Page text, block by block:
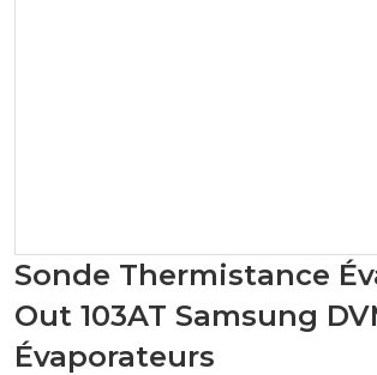
Sonde Thermistance
Out 103AT Samsung
Évaporateurs